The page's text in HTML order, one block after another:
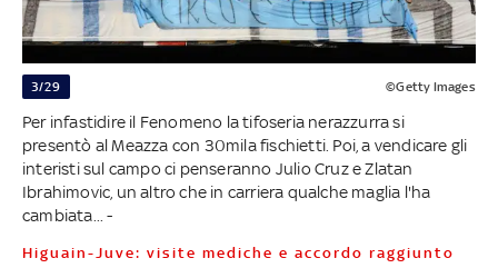
3/29 ©Getty Images
Per infastidire il Fenomeno la tifoseria nerazzurra si
presentò al Meazza con 30mila fischietti. Poi, a vendicare gli
interisti sul campo ci penseranno Julio Cruz e Zlatan
Ibrahimovic, un altro che in carriera qualche maglia l'ha
cambiata... -
Higuain-Juve: visite mediche e accordo raggiunto